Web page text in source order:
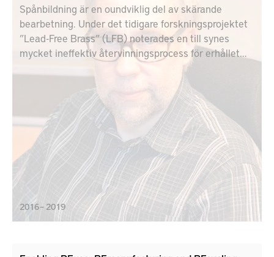
Spånbildning är en oundviklig del av skärande
bearbetning. Under det tidigare forskningsprojektet
”Lead-Free Brass” (LFB) noterades en till synes
mycket ineffektiv återvinningsprocess för erhållet
mässingsskrot, inklusive spånor.
2016 – 2019